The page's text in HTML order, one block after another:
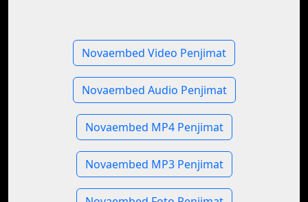
Novaembed Video Penjimat
Novaembed Audio Penjimat
Novaembed MP4 Penjimat
Novaembed MP3 Penjimat